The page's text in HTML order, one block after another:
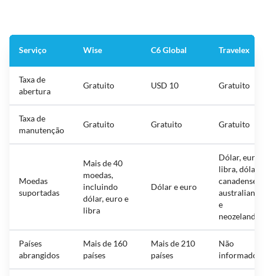
Serviço Wise C6 Global Travelex
Taxa de
abertura
Gratuito USD 10 Gratuito
Taxa de
manutenção
Gratuito Gratuito Gratuito
Moedas
suportadas
Mais de 40
moedas,
incluindo
dólar, euro e
libra
Dólar e euro
Dólar, euro,
libra, dólar
canadense,
australiano
e
neozelandês
Países
abrangidos
Mais de 160
países
Mais de 210
países
Não
informado